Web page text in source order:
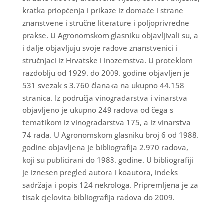
kratka priopćenja i prikaze iz domaće i strane
znanstvene i stručne literature i poljoprivredne
prakse. U Agronomskom glasniku objavljivali su, a
i dalje objavljuju svoje radove znanstvenici i
stručnjaci iz Hrvatske i inozemstva. U proteklom
razdoblju od 1929. do 2009. godine objavljen je
531 svezak s 3.760 članaka na ukupno 44.158
stranica. Iz područja vinogradarstva i vinarstva
objavljeno je ukupno 249 radova od čega s
tematikom iz vinogradarstva 175, a iz vinarstva
74 rada. U Agronomskom glasniku broj 6 od 1988.
godine objavljena je bibliografija 2.970 radova,
koji su publicirani do 1988. godine. U bibliografiji
je iznesen pregled autora i koautora, indeks
sadržaja i popis 124 nekrologa. Pripremljena je za
tisak cjelovita bibliografija radova do 2009.